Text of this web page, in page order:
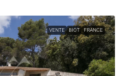
VENTE BIOT FRANCE